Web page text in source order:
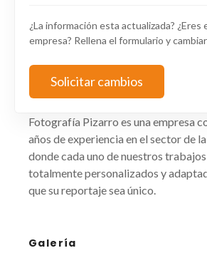
¿La información esta actualizada? ¿Eres
empresa? Rellena el formulario y
Solicitar cambios
Fotografía Pizarro es una empresa
años de experiencia en el sector de
donde cada uno de nuestros
totalmente personalizados y
que su reportaje sea único.
Galería